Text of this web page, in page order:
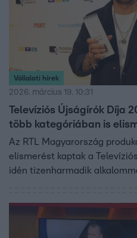
Vállalati hírek
2026. március 19. 10:31
Televíziós Újságírók Díja
több kategóriában is
Az RTL Magyarország
elismerést kaptak a
idén tizenharmadik